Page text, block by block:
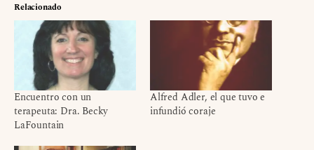
Relacionado
Encuentro con un
terapeuta: Dra. Becky
LaFountain
Alfred Adler, el que tuvo e
infundió coraje